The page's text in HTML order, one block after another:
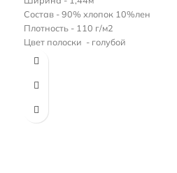
Состав - 90% хлопок 10%лен
Плотность - 110 г/м2
Цвет полоски - голубой
Ширина полоски - 1,5 мм